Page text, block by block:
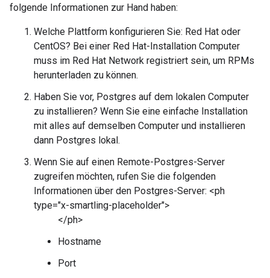
folgende Informationen zur Hand haben:
Welche Plattform konfigurieren Sie: Red Hat oder
CentOS? Bei einer Red Hat-Installation Computer
muss im Red Hat Network registriert sein, um RPMs
herunterladen zu können.
Haben Sie vor, Postgres auf dem lokalen Computer
zu installieren? Wenn Sie eine einfache Installation
mit alles auf demselben Computer und installieren
dann Postgres lokal.
Wenn Sie auf einen Remote-Postgres-Server
zugreifen möchten, rufen Sie die folgenden
Informationen über den Postgres-Server: <ph
type="x-smartling-placeholder">
</ph>
Hostname
Port